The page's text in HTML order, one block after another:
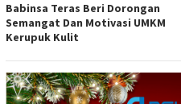
Babinsa Teras Beri Dorongan
Semangat Dan Motivasi UMKM
Kerupuk Kulit